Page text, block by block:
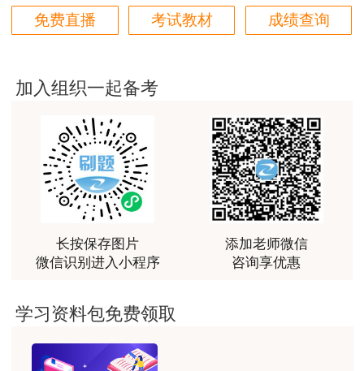
平台历史购买的课程，老师讲的多非常好
老师讲的很细致很认真，课件准备充分也非常有耐
用户m0****88
最棒的预习课
用户m2****66
越听越觉得好
用户m2****66
非常非常非常非常棒！！!！
免费直播 考试教材 成绩查询
加入组织一起备考
长按保存图片
微信识别进入小程序
添加老师微信
咨询享优惠
学习资料包免费领取